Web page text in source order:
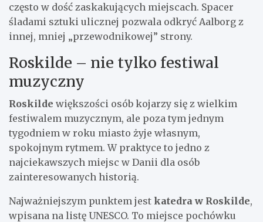
często w dość zaskakujących miejscach. Spacer
śladami sztuki ulicznej pozwala odkryć Aalborg z
innej, mniej „przewodnikowej” strony.
Roskilde – nie tylko festiwal
muzyczny
Roskilde większości osób kojarzy się z wielkim
festiwalem muzycznym, ale poza tym jednym
tygodniem w roku miasto żyje własnym,
spokojnym rytmem. W praktyce to jedno z
najciekawszych miejsc w Danii dla osób
zainteresowanych historią.
Najważniejszym punktem jest katedra w Roskilde,
wpisana na listę UNESCO. To miejsce pochówku